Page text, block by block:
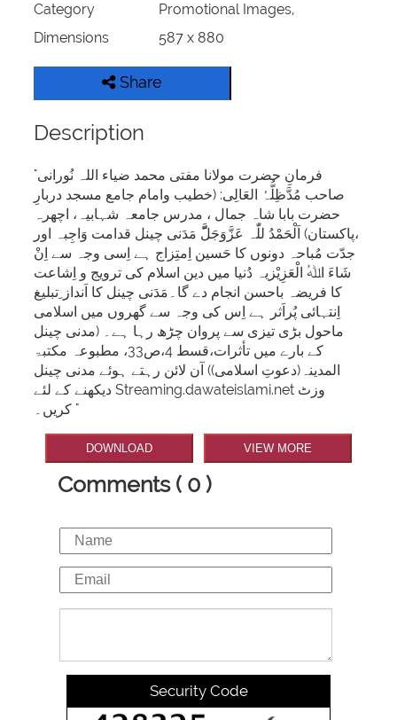
Category
Promotional Images,
Dimensions
587 x 880
Share
Description
"فرمانِ حضرت مولانا مفتی محمد ضیاء اللہ نُورانی
صاحب مُدَّظِلُّہُ العَالِی: (خطیب وامام جامع مسجد دربارِ
حضرت بابا شاہ جمال ، مدرس جامعہ شہابیہ، اچھرہ
،پاکستان) اَلْحَمْدُ للّٰہ عَزَّوَجَلََّّ مَدَنی چینل قدامت وَاجِبہ اور
جدّت مُباحہ دونوں کا حَسین اِمتِزاج ہے اِسی وجہ سے اِنْ
شَاءَ اﷲُ الْعَزِیْزیہ دُنیا میں دین اسلام کی ترویج و اِشاعت
کا فریضہ باحسن انجام دے گا۔مَدَنی چینل کا اَنداز ِتبلیغ
اِنتہائی پُراَثر ہے اِس کی وجہ سے گھروں میں اسلامی
ماحول بڑی تیزی سے پروان چڑھ رہا ہے۔ (مدنی چینل
کے بارے میں تأثرات،قسط 4،ص33، مطبوعہ مکتبۃ
المدینہ(دعوتِ اسلامی)) آن لائن رہتے ہوئے مدنی چینل
دیکھنے کے لئے Streaming.dawateislami.net وزٹ
کریں۔ "
DOWNLOAD VIEW MORE
Comments ( 0 )
Security Code